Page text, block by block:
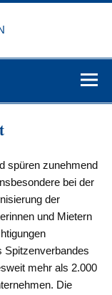
spüren zunehmend
bei der
der
und Mietern
Spitzenverbandes
mehr als 2.000
Die